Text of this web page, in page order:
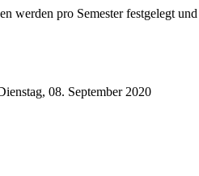
werden pro Semester festgelegt
08. September 2020